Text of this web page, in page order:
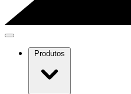
Produtos